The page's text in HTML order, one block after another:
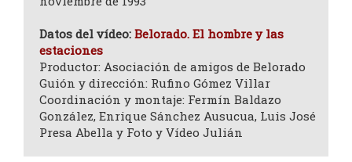
Datos del vídeo: Belorado. El hombre y las
estaciones
Productor: Asociación de amigos de Belorado
Guión y dirección: Rufino Gómez Villar
Coordinación y montaje: Fermín Baldazo
González, Enrique Sánchez Ausucua, Luis José
Presa Abella y Foto y Vídeo Julián